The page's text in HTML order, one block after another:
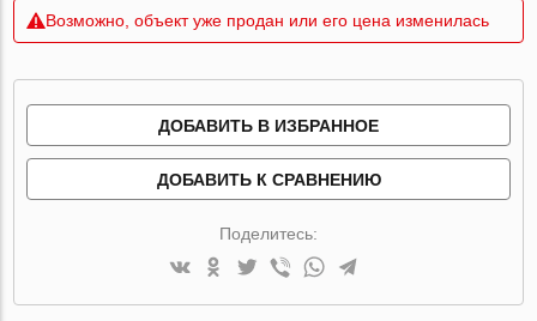
Возможно, объект уже продан или его цена изменилась
ДОБАВИТЬ В ИЗБРАННОЕ
ДОБАВИТЬ К СРАВНЕНИЮ
Поделитесь: